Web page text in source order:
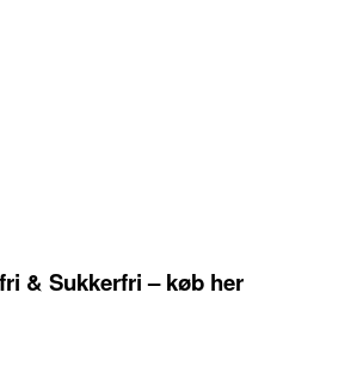
& Sukkerfri – køb her